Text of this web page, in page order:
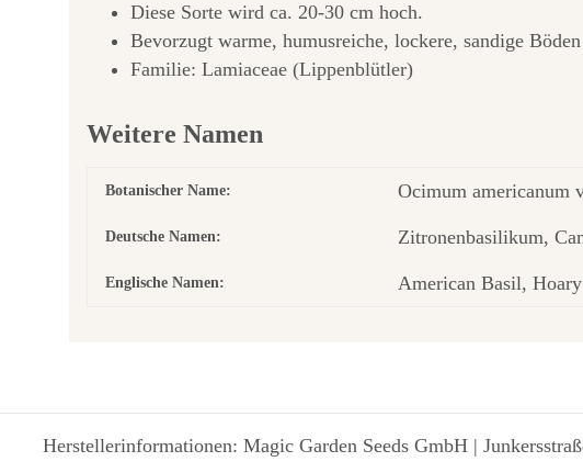
Diese Sorte wird ca. 20-30 cm hoch.
Bevorzugt warme, humusreiche, lockere, sandige
Familie: Lamiaceae (Lippenblütler)
Weitere Namen
Botanischer Name: Ocimum americanum
Deutsche Namen: Zitronenbasilikum,
Englische Namen: American Basil,
Herstellerinformationen: Magic Garden Seeds GmbH |